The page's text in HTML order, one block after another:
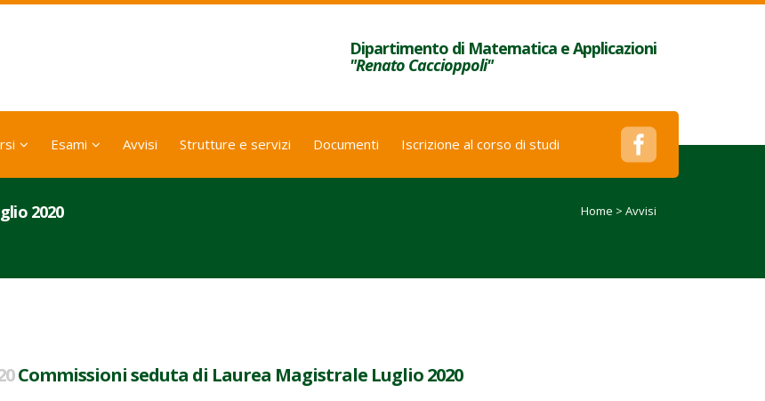
Dipartimento di Matematica e Applicazioni
"Renato Caccioppoli"
Esami Avvisi Strutture e servizi Documenti Iscrizione al corso di studi
2020 Home > Avvisi
Commissioni seduta di Laurea Magistrale Luglio 2020